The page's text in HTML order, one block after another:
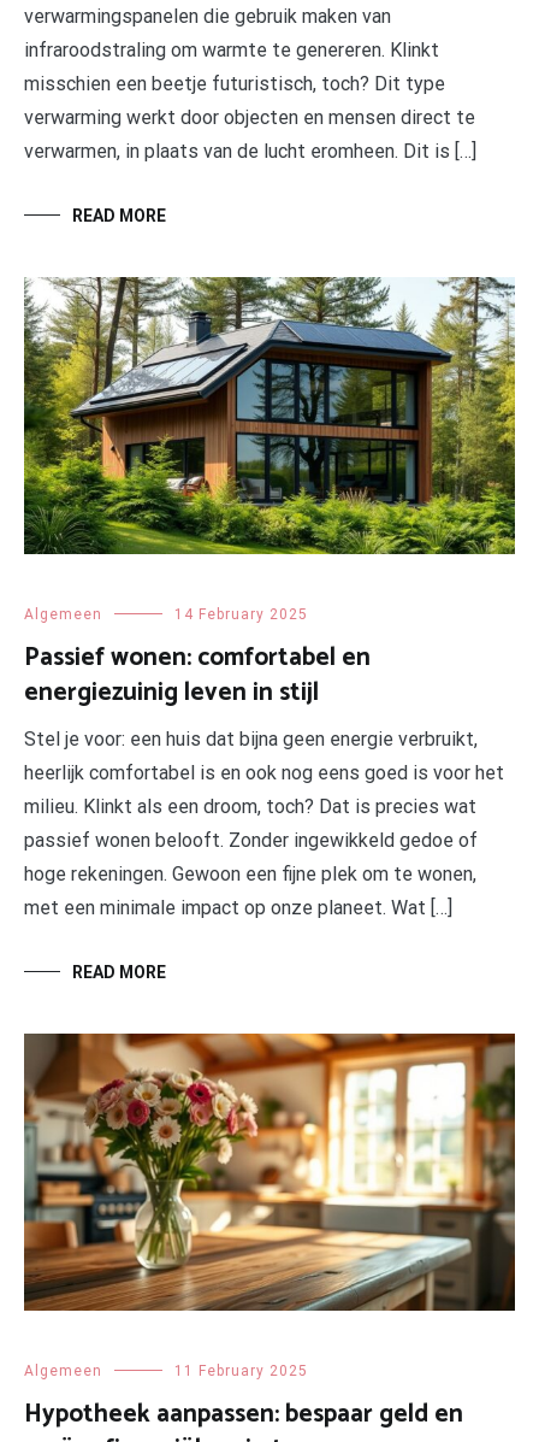
verwarmingspanelen die gebruik maken van
infraroodstraling om warmte te genereren. Klinkt
misschien een beetje futuristisch, toch? Dit type
verwarming werkt door objecten en mensen direct te
verwarmen, in plaats van de lucht eromheen. Dit is […]
READ MORE
Algemeen 14 February 2025
Passief wonen: comfortabel en
energiezuinig leven in stijl
Stel je voor: een huis dat bijna geen energie verbruikt,
heerlijk comfortabel is en ook nog eens goed is voor het
milieu. Klinkt als een droom, toch? Dat is precies wat
passief wonen belooft. Zonder ingewikkeld gedoe of
hoge rekeningen. Gewoon een fijne plek om te wonen,
met een minimale impact op onze planeet. Wat […]
READ MORE
Algemeen 11 February 2025
Hypotheek aanpassen: bespaar geld en